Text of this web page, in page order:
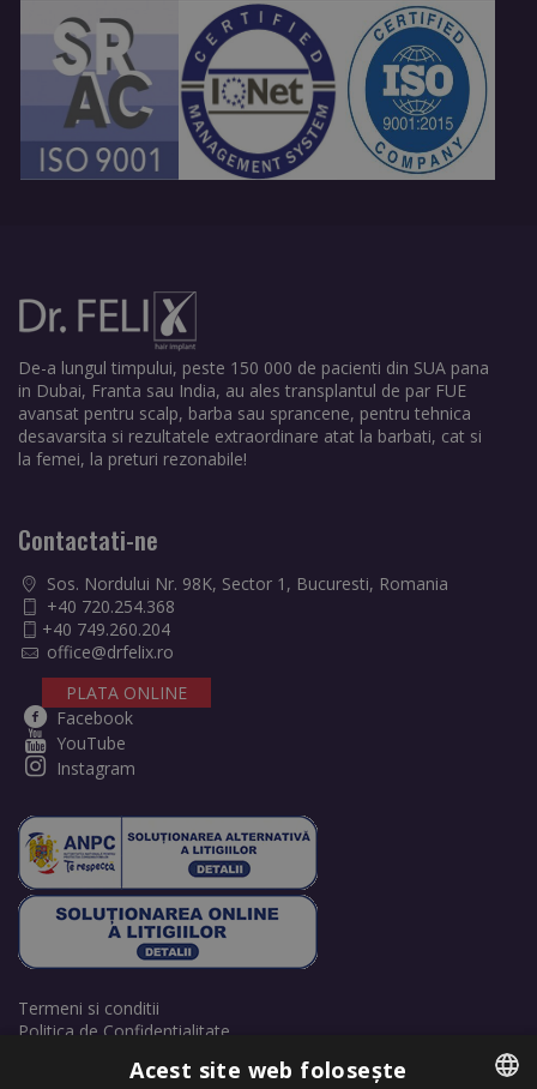
De-a lungul timpului, peste 150 000 de pacienti din SUA pana
in Dubai, Franta sau India, au ales transplantul de par FUE
avansat pentru scalp, barba sau sprancene, pentru tehnica
desavarsita si rezultatele extraordinare atat la barbati, cat si
la femei, la preturi rezonabile!
Contactati-ne
Sos. Nordului Nr. 98K, Sector 1, Bucuresti, Romania
+40 720.254.368
+40 749.260.204
office@drfelix.ro
PLATA ONLINE
Facebook
YouTube
Instagram
Termeni si conditii
Politica de Confidentialitate
Retrage consimțământ cookie-uri
Acest site web folosește